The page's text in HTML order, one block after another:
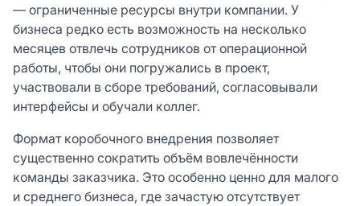
— ограниченные ресурсы внутри компании. У
бизнеса редко есть возможность на несколько
месяцев отвлечь сотрудников от операционной
работы, чтобы они погружались в проект,
участвовали в сборе требований, согласовывали
интерфейсы и обучали коллег.
Формат коробочного внедрения позволяет
существенно сократить объём вовлечённости
команды заказчика. Это особенно ценно для малого
и среднего бизнеса, где зачастую отсутствует